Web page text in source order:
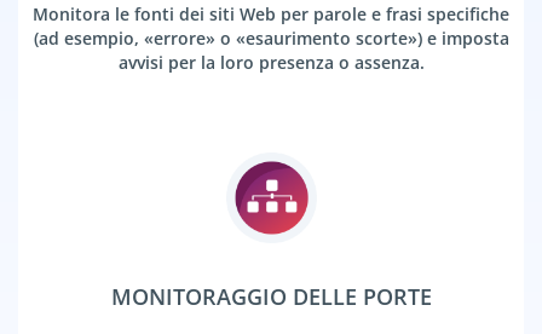
Monitora le fonti dei siti Web per parole e frasi specifiche
(ad esempio, «errore» o «esaurimento scorte») e imposta
avvisi per la loro presenza o assenza.
MONITORAGGIO DELLE PORTE